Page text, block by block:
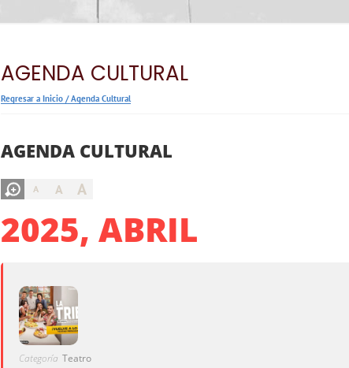
AGENDA CULTURAL
Regresar a Inicio /Agenda Cultural
AGENDA CULTURAL
A A A
2025, ABRIL
Categoría Teatro